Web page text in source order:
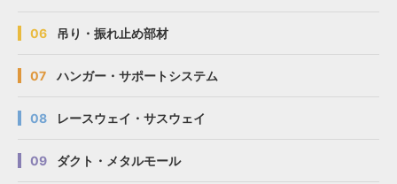
06 吊り・振れ止め部材
07 ハンガー・サポートシステム
08 レースウェイ・サスウェイ
09 ダクト・メタルモール